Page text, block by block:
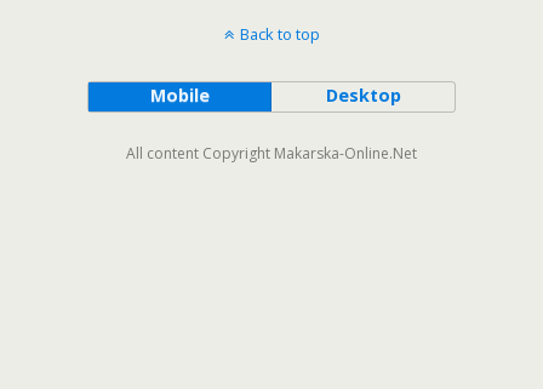
Back to top
Mobile Desktop
All content Copyright Makarska-Online.Net